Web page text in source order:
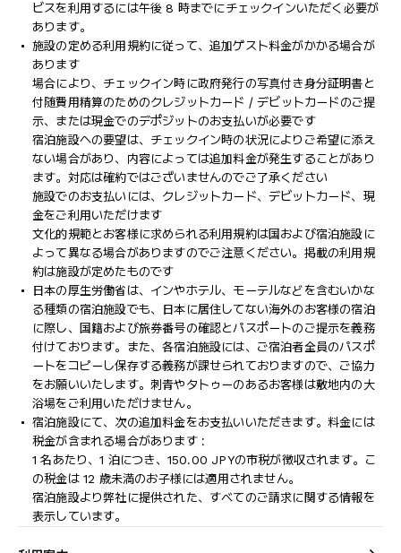
ビスを利用するには午後 8 時までにチェックインいただく必要が
あります。
施設の定める利用規約に従って、追加ゲスト料金がかかる場合が
あります
場合により、チェックイン時に政府発行の写真付き身分証明書と
付随費用精算のためのクレジットカード / デビットカードのご提
示、または現金でのデポジットのお支払いが必要です
宿泊施設への要望は、チェックイン時の状況によりご希望に添え
ない場合があり、内容によっては追加料金が発生することがあり
ます。対応は確約ではございませんのでご了承ください
施設でのお支払いには、クレジットカード、デビットカード、現
金をご利用いただけます
文化的規範とお客様に求められる利用規約は国および宿泊施設に
よって異なる場合がありますのでご注意ください。掲載の利用規
約は施設が定めたものです
日本の厚生労働省は、インやホテル、モーテルなどを含むいかな
る種類の宿泊施設でも、日本に​居住してない海外のお客様の宿泊
に際し、国籍および旅券番号の確認とパスポートのご提示を義務
付け​ております。また、各宿泊施設には、ご宿泊者全員のパスポ
ートをコピーし保存する義務が課せられておりますの​で、ご協力
をお願いいたします。刺青やタトゥーのあるお客様は敷地内の大
浴場をご利用いただけません。
宿泊施設にて、次の追加料金をお支払いいただきます。料金には
税金が含まれる場合があります :
1 名あたり、1 泊につき、150.00 JPYの市税が徴収されます。こ
の税金は 12 歳未満のお子様には適用されません。
宿泊施設より弊社に提供された、すべてのご請求に関する情報を
表示しています。